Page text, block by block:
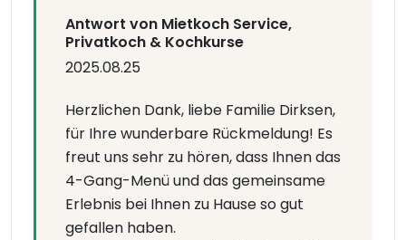
Antwort von Mietkoch Service,
Privatkoch & Kochkurse
2025.08.25
Herzlichen Dank, liebe Familie Dirksen,
für Ihre wunderbare Rückmeldung! Es
freut uns sehr zu hören, dass Ihnen das
4-Gang-Menü und das gemeinsame
Erlebnis bei Ihnen zu Hause so gut
gefallen haben.